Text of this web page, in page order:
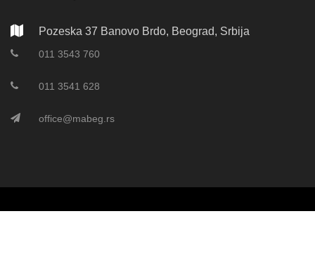
Pozeska 37 Banovo Brdo, Beograd, Srbija
011 3543 760
011 3541 628
office@mabeg.rs